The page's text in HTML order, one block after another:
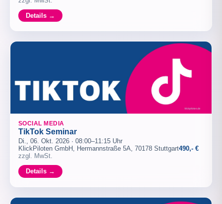
Details →
SOCIAL MEDIA
TikTok Seminar
Di., 06. Okt. 2026 · 08:00–11:15 Uhr
KlickPiloten GmbH, Hermannstraße 5A, 70178 Stuttgart490,- €
zzgl. MwSt.
Details →